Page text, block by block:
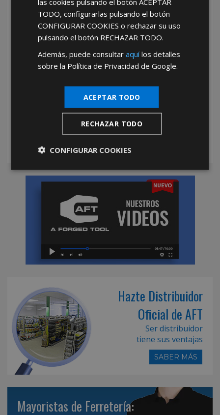
He leído y acepto laPolítica de Privacidad
*Abstenerse particulares, sólo venta a tiendas y empresas minoristas y
Hazte Distribuidor
Oficial de AFT
Ser distribuidor
tiene sus ventajas
SABER MÁS
Mayoristas de Ferretería:
TODO, configurarlas pulsando el botón
CONFIGURAR COOKIES o rechazar su uso
pulsando el botón RECHAZAR TODO.
Además, puede consultaraquílos detalles
sobre la Política de Privacidad de Google.
ACEPTAR TODO
RECHAZAR TODO
CONFIGURAR COOKIES